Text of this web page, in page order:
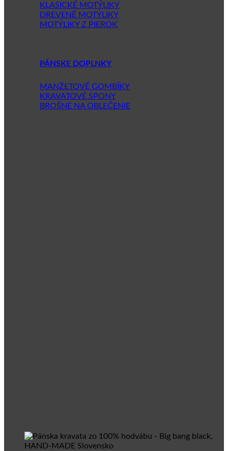
KLASICKÉ MOTÝLIKY
DREVENÉ MOTÝLIKY
MOTÝLIKY Z PIEROK
PÁNSKE DOPLNKY
MANŽETOVÉ GOMBÍKY
KRAVATOVÉ SPONY
BROŠNE NA OBLEČENIE